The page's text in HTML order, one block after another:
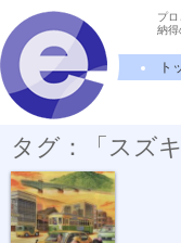
プ
納得
ト
タグ：「スズ
岐阜スズキ ...